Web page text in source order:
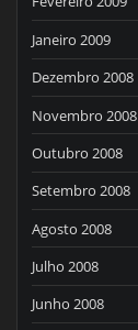
Janeiro 2009
Dezembro 2008
Novembro 2008
Outubro 2008
Setembro 2008
Agosto 2008
Julho 2008
Junho 2008